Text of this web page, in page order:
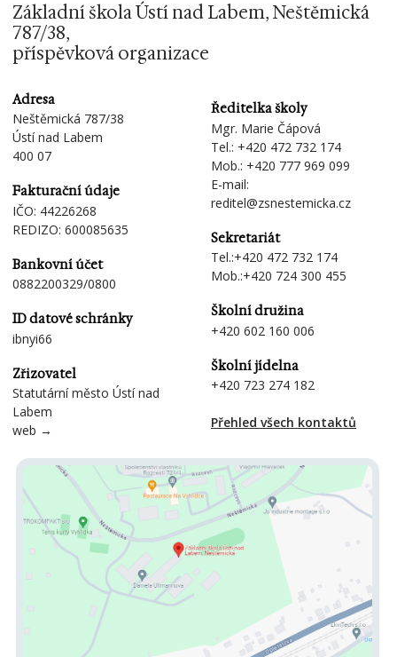
Základní škola Ústí nad Labem, Neštěmická
787/38,
příspěvková organizace
Adresa
Neštěmická 787/38
Ústí nad Labem
400 07
Fakturační údaje
IČO: 44226268
REDIZO: 600085635
Bankovní účet
0882200329/0800
ID datové schránky
ibnyi66
Zřizovatel
Statutární město Ústí nad
Labem
web →
Ředitelka školy
Mgr. Marie Čápová
Tel.: +420 472 732 174
Mob.: +420 777 969 099
E-mail:
reditel@zsnestemicka.cz
Sekretariát
Tel.:+420 472 732 174
Mob.:+420 724 300 455
Školní družina
+420 602 160 006
Školní jídelna
+420 723 274 182
Přehled všech kontaktů